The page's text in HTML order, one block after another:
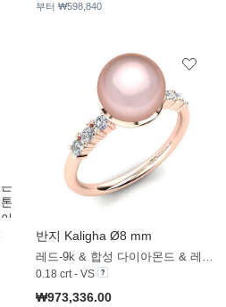
부터 ₩598,840
반지 Kaligha Ø8 mm
레드-9k & 합성 다이아몬드 & 레드_진주
0.18 crt - VS
₩973,336.00